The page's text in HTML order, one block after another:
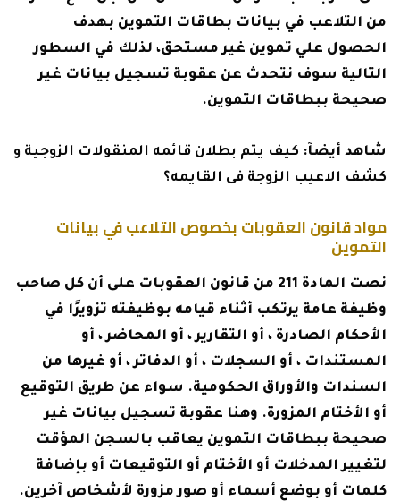
من التلاعب في بيانات بطاقات التموين بهدف
الحصول علي تموين غير مستحق، لذلك في السطور
التالية سوف نتحدث عن عقوبة تسجيل بيانات غير
صحيحة ببطاقات التموين.
شاهد أيضآ: كيف يتم بطلان قائمه المنقولات الزوجية و
كشف الاعيب الزوجة فى القايمه؟
مواد قانون العقوبات بخصوص التلاعب في بيانات
التموين
نصت المادة 211 من قانون العقوبات على أن كل صاحب
وظيفة عامة يرتكب أثناء قيامه بوظيفته تزويرًا في
الأحكام الصادرة ، أو التقارير ، أو المحاضر ، أو
المستندات ، أو السجلات ، أو الدفاتر ، أو غيرها من
السندات والأوراق الحكومية. سواء عن طريق التوقيع
أو الأختام المزورة. وهنا عقوبة تسجيل بيانات غير
صحيحة ببطاقات التموين يعاقب بالسجن المؤقت
لتغيير المدخلات أو الأختام أو التوقيعات أو بإضافة
كلمات أو بوضع أسماء أو صور مزورة لأشخاص آخرين.